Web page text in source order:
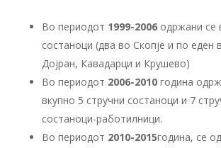
Во периодот 1999-2006одржани се
состаноци (два во Скопје и по еден
Дојран, Кавадарци и Крушево)
Во периодот 2006-2010година
вкупно 5 стручни состаноци и 7
состаноци-работилници.
Во периодот 2010-2015година, се